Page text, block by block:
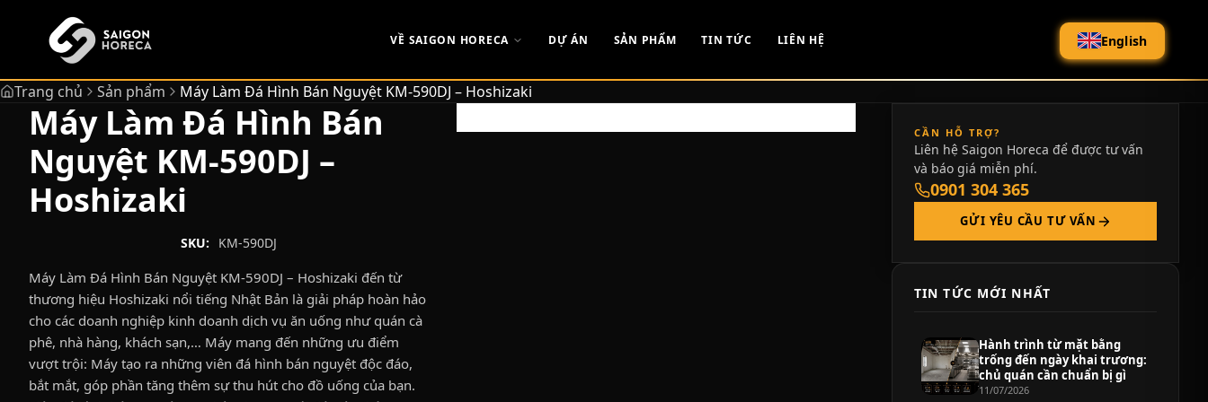
chính
VỀ SAIGON HORECA DỰ ÁN SẢN PHẨM TIN TỨC LIÊN HỆ English
Trang chủ Sản phẩm Máy Làm Đá Hình Bán Nguyệt KM-590DJ – Hoshizaki
Máy Làm Đá Hình Bán
Nguyệt KM-590DJ –
Hoshizaki
SKU: KM-590DJ
Máy Làm Đá Hình Bán Nguyệt KM-590DJ – Hoshizaki đến từ
thương hiệu Hoshizaki nổi tiếng Nhật Bản là giải pháp hoàn hảo
cho các doanh nghiệp kinh doanh dịch vụ ăn uống như quán cà
phê, nhà hàng, khách sạn,… Máy mang đến những ưu điểm
vượt trội: Máy tạo ra những viên đá hình bán nguyệt độc đáo,
bắt mắt, góp phần tăng thêm sự thu hút cho đồ uống của bạn.
CẦN HỖ TRỢ?
Liên hệ Saigon Horeca để được tư vấn
và báo giá miễn phí.
0901 304 365
GỬI YÊU CẦU TƯ VẤN
TIN TỨC MỚI NHẤT
Hành trình từ mặt bằng
trống đến ngày khai trương:
chủ quán cần chuẩn bị gì
11/07/2026